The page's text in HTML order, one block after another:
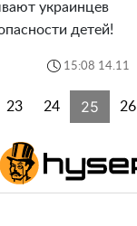
украинцев
детей!
15:08 14.11
23 24 25 26